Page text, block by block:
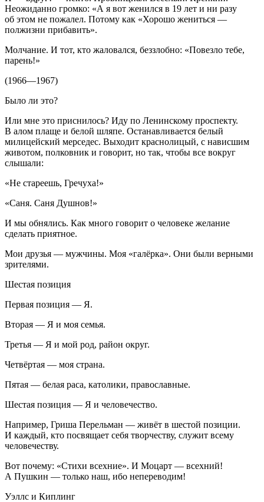
Неожиданно громко: «А я вот женился в 19 лет и ни разу
об этом не пожалел. Потому как «Хорошо жениться —
полжизни прибавить».
Молчание. И тот, кто жаловался, беззлобно: «Повезло тебе,
парень!»
(1966—1967)
Было ли это?
Или мне это приснилось? Иду по Ленинскому проспекту.
В алом плаще и белой шляпе. Останавливается белый
милицейский мерседес. Выходит краснолицый, с нависшим
животом, полковник и говорит, но так, чтобы все вокруг
слышали:
«Не стареешь, Гречуха!»
«Саня. Саня Душнов!»
И мы обнялись. Как много говорит о человеке желание
сделать приятное.
Мои друзья — мужчины. Моя «галёрка». Они были верными
зрителями.
Шестая позиция
Первая позиция — Я.
Вторая — Я и моя семья.
Третья — Я и мой род, район округ.
Четвёртая — моя страна.
Пятая — белая раса, католики, православные.
Шестая позиция — Я и человечество.
Например, Гриша Перельман — живёт в шестой позиции.
И каждый, кто посвящает себя творчеству, служит всему
человечеству.
Вот почему: «Стихи всехние». И Моцарт — всехний!
А Пушкин — только наш, ибо непереводим!
Уэллс и Киплинг